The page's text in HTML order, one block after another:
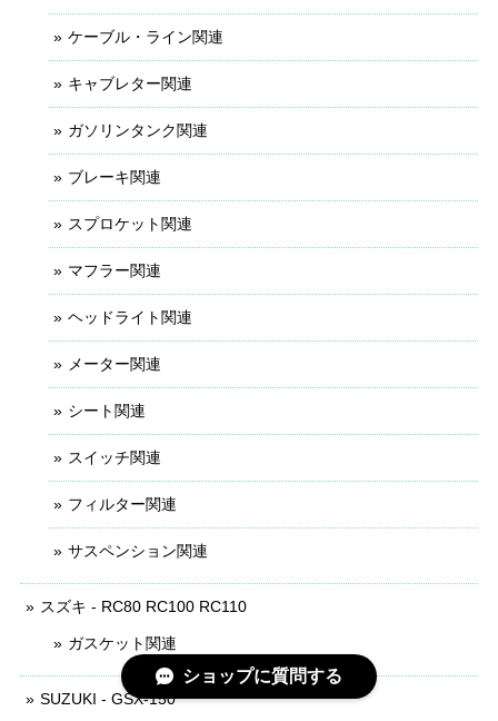
ケーブル・ライン関連
キャブレター関連
ガソリンタンク関連
ブレーキ関連
スプロケット関連
マフラー関連
ヘッドライト関連
メーター関連
シート関連
スイッチ関連
フィルター関連
サスペンション関連
スズキ - RC80 RC100 RC110
ガスケット関連
SUZUKI - GSX-150
ショップに質問する